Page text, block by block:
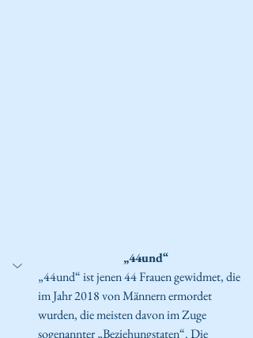
„44und“
„44und“ ist jenen 44 Frauen gewidmet, die
im Jahr 2018 von Männern ermordet
wurden, die meisten davon im Zuge
sogenannter „Beziehungstaten“. Die